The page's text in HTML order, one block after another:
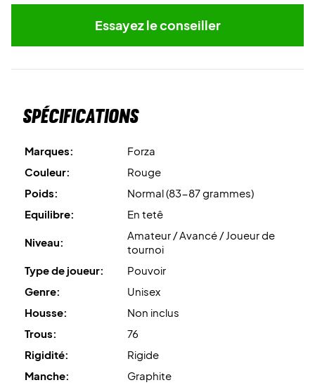
Essayez le conseiller
Spécifications
Marques:
Forza
Couleur:
Rouge
Poids:
Normal (83-87 grammes)
Equilibre:
En tetê
Niveau:
Amateur / Avancé / Joueur de
tournoi
Type de joueur:
Pouvoir
Genre:
Unisex
Housse:
Non inclus
Trous:
76
Rigidité:
Rigide
Manche:
Graphite